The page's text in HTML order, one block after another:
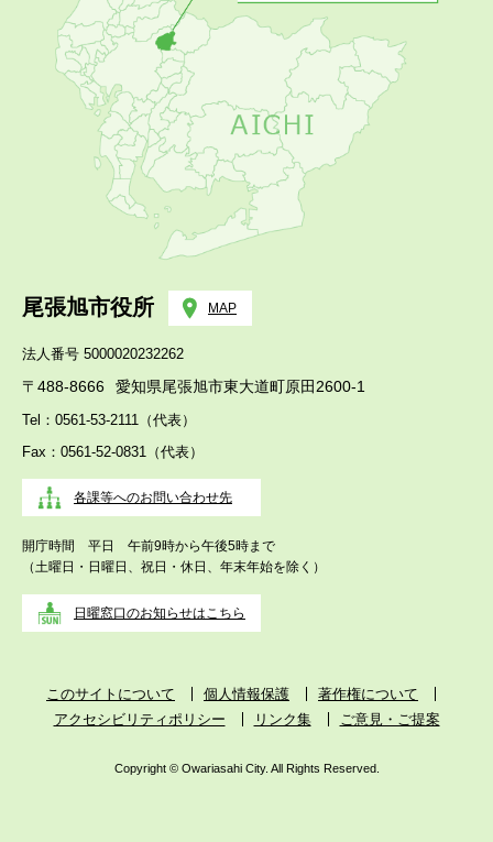
尾張旭市役所 MAP
法人番号 5000020232262
〒488-8666 愛知県尾張旭市東大道町原田2600-1
Tel：0561-53-2111（代表）
Fax：0561-52-0831（代表）
各課等へのお問い合わせ先
開庁時間 平日 午前9時から午後5時まで
（土曜日・日曜日、祝日・休日、年末年始を除く）
日曜窓口のお知らせはこちら
このサイトについて 個人情報保護
著作権について
アクセシビリティポリシー
リンク集 ご意見・ご提案
Copyright © Owariasahi City. All Rights Reserved.